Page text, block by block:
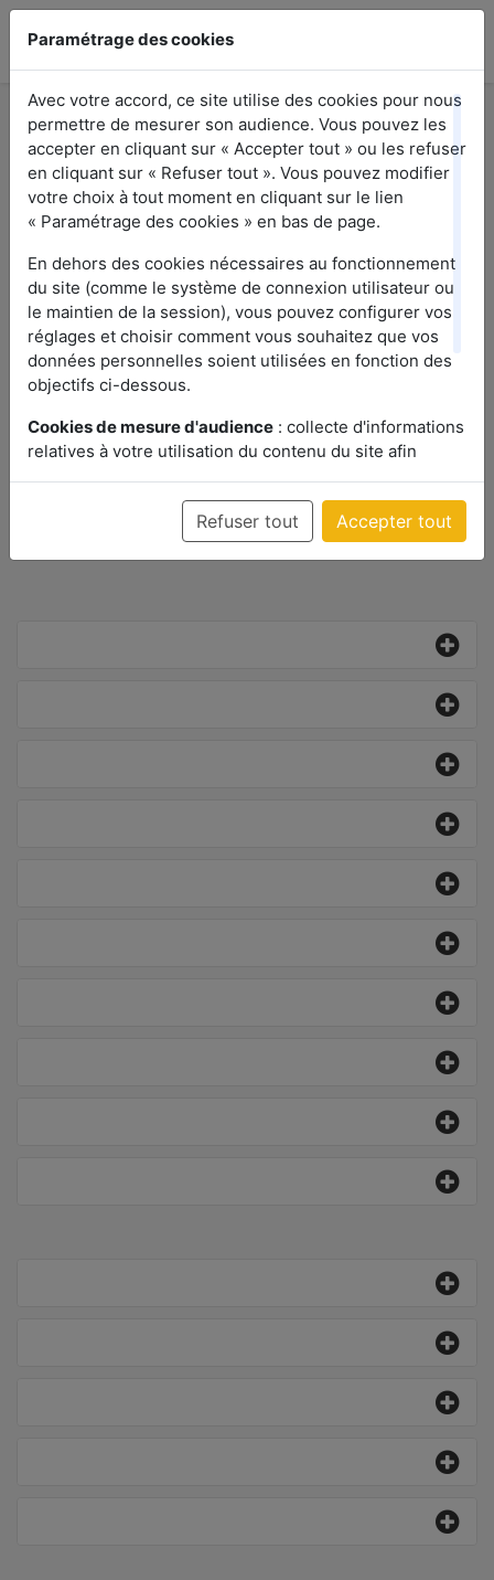
Paramétrage des cookies
Avec votre accord, ce site utilise des cookies pour nous
permettre de mesurer son audience. Vous pouvez les
accepter en cliquant sur « Accepter tout » ou les refuser
en cliquant sur « Refuser tout ». Vous pouvez modifier
votre choix à tout moment en cliquant sur le lien
« Paramétrage des cookies » en bas de page.
En dehors des cookies nécessaires au fonctionnement
du site (comme le système de connexion utilisateur ou
le maintien de la session), vous pouvez configurer vos
réglages et choisir comment vous souhaitez que vos
données personnelles soient utilisées en fonction des
objectifs ci-dessous.
Cookies de mesure d'audience : collecte d'informations
relatives à votre utilisation du contenu du site afin
la façon dont vous utiliser le site.
Refuser tout Accepter tout
Vous trouverez ici les réponses aux questions les
plus fréquentes relatives à notre plateforme. Si
vous ne trouvez pas la réponse à votre question,
Rechercher
Trier les questions par thématiques